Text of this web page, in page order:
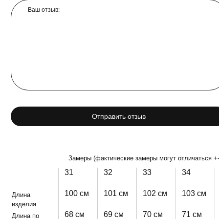
Ваш отзыв:
Отправить отзыв
Замеры (фактические замеры могут отличаться +-
31 32 33 34
Длина
изделия
100 см 101 см 102 см 103 см
Длина по
68 см 69 см 70 см 71 см